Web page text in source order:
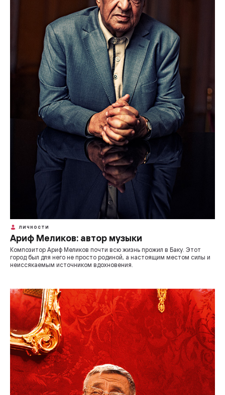
ЛИЧНОСТИ
Ариф Меликов: автор музыки
Композитор Ариф Меликов почти всю жизнь прожил в Баку. Этот
город был для него не просто родиной, а настоящим местом силы и
неиссякаемым источником вдохновения.